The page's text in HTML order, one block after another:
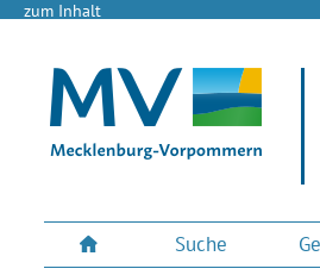
zum Inhalt
Suche